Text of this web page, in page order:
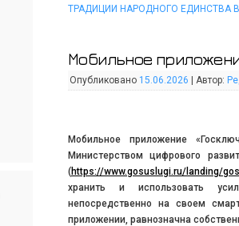
ТРАДИЦИИ НАРОДНОГО ЕДИНСТВА
Мобильное
Опубликовано 15.06.2026 Автор:
Мобильное приложение
Министерством цифрового
(https://www.gosuslugi.ru/landing/
хранить и использовать
непосредственно на своем
приложении, равнозначна